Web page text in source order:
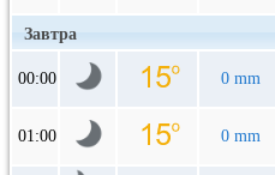
Завтра
00:00 0 mm
01:00 0 mm